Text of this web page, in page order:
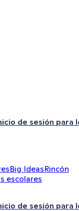
de sesión para
Big IdeasRincón
escolares
de sesión para